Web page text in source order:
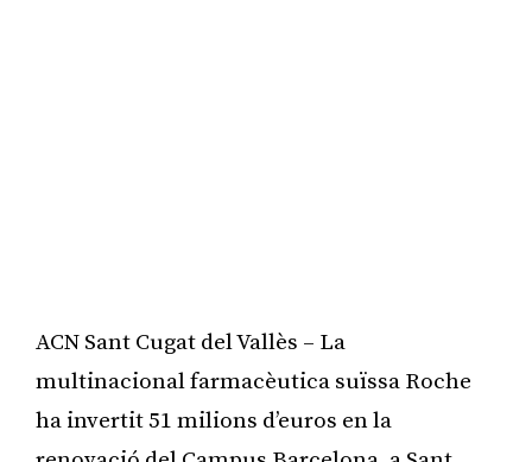
ACN Sant Cugat del Vallès – La
multinacional farmacèutica suïssa Roche
ha invertit 51 milions d’euros en la